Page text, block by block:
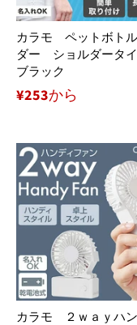
カラモ ペットボト
ダー ショルダータ
ブラック
¥253から
カラモ ２ｗａｙハ